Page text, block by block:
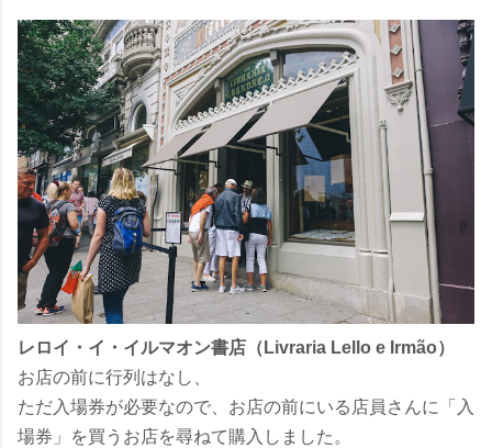
レロイ・イ・イルマオン書店（Livraria Lello e Irmão）
お店の前に行列はなし、
ただ入場券が必要なので、お店の前にいる店員さんに「入
場券」を買うお店を尋ねて購入しました。